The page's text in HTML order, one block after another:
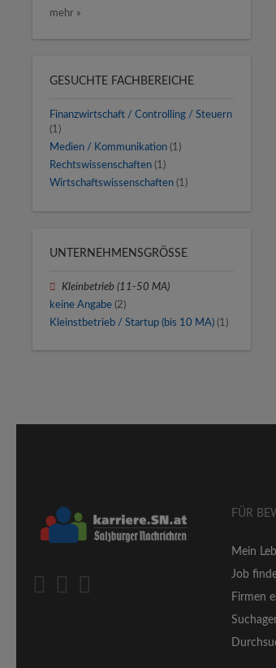
mehr »
GESUCHTE FACHBEREICHE
Finanzwirtschaft / Controlling / Steuern
(1)
Medien / Kommunikation (1)
Rechtswissenschaften (1)
Wirtschaftswissenschaften (1)
UNTERNEHMENSGRÖSSE
Kleinbetrieb (11-50 MA)
keine Angabe (2)
Kleinstbetrieb / Startup (bis 10 MA) (1)
FÜR
Mein
Job
Firmen